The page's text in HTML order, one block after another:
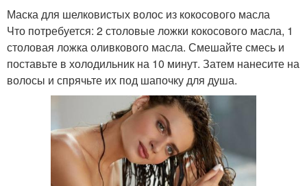
Маска для шелковистых волос из кокосового масла
Что потребуется: 2 столовые ложки кокосового масла, 1
столовая ложка оливкового масла. Смешайте смесь и
поставьте в холодильник на 10 минут. Затем нанесите на
волосы и спрячьте их под шапочку для душа.